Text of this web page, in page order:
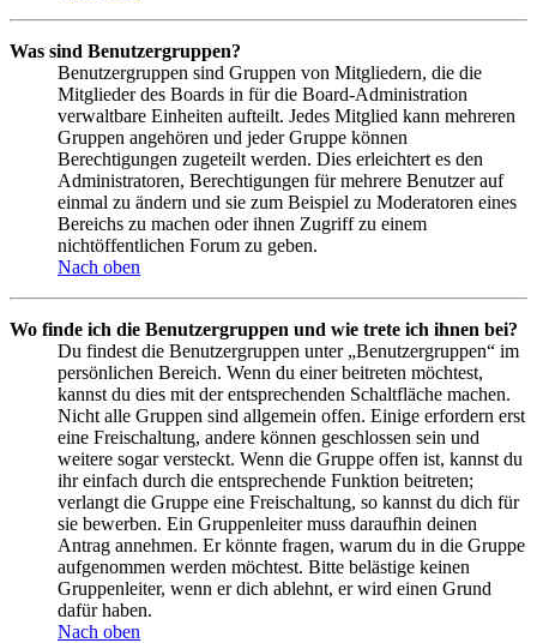
Was sind Benutzergruppen?
Benutzergruppen sind Gruppen von Mitgliedern, die die
Mitglieder des Boards in für die Board-Administration
verwaltbare Einheiten aufteilt. Jedes Mitglied kann mehreren
Gruppen angehören und jeder Gruppe können
Berechtigungen zugeteilt werden. Dies erleichtert es den
Administratoren, Berechtigungen für mehrere Benutzer auf
einmal zu ändern und sie zum Beispiel zu Moderatoren eines
Bereichs zu machen oder ihnen Zugriff zu einem
nichtöffentlichen Forum zu geben.
Nach oben
Wo finde ich die Benutzergruppen und wie trete ich ihnen bei?
Du findest die Benutzergruppen unter „Benutzergruppen“ im
persönlichen Bereich. Wenn du einer beitreten möchtest,
kannst du dies mit der entsprechenden Schaltfläche machen.
Nicht alle Gruppen sind allgemein offen. Einige erfordern erst
eine Freischaltung, andere können geschlossen sein und
weitere sogar versteckt. Wenn die Gruppe offen ist, kannst du
ihr einfach durch die entsprechende Funktion beitreten;
verlangt die Gruppe eine Freischaltung, so kannst du dich für
sie bewerben. Ein Gruppenleiter muss daraufhin deinen
Antrag annehmen. Er könnte fragen, warum du in die Gruppe
aufgenommen werden möchtest. Bitte belästige keinen
Gruppenleiter, wenn er dich ablehnt, er wird einen Grund
dafür haben.
Nach oben